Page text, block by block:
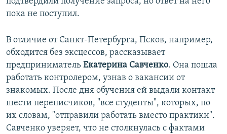
пока не поступил.
В отличие от Санкт-Петербурга, Псков, например,
обходится без эксцессов, рассказывает
предприниматель Екатерина Савченко. Она пошла
работать контролером, узнав о вакансии от
знакомых. После дня обучения ей выдали контакт
шести переписчиков, "все студенты", которых, по
их словам, "отправили работать вместо практики".
Савченко уверяет, что не столкнулась с фактами